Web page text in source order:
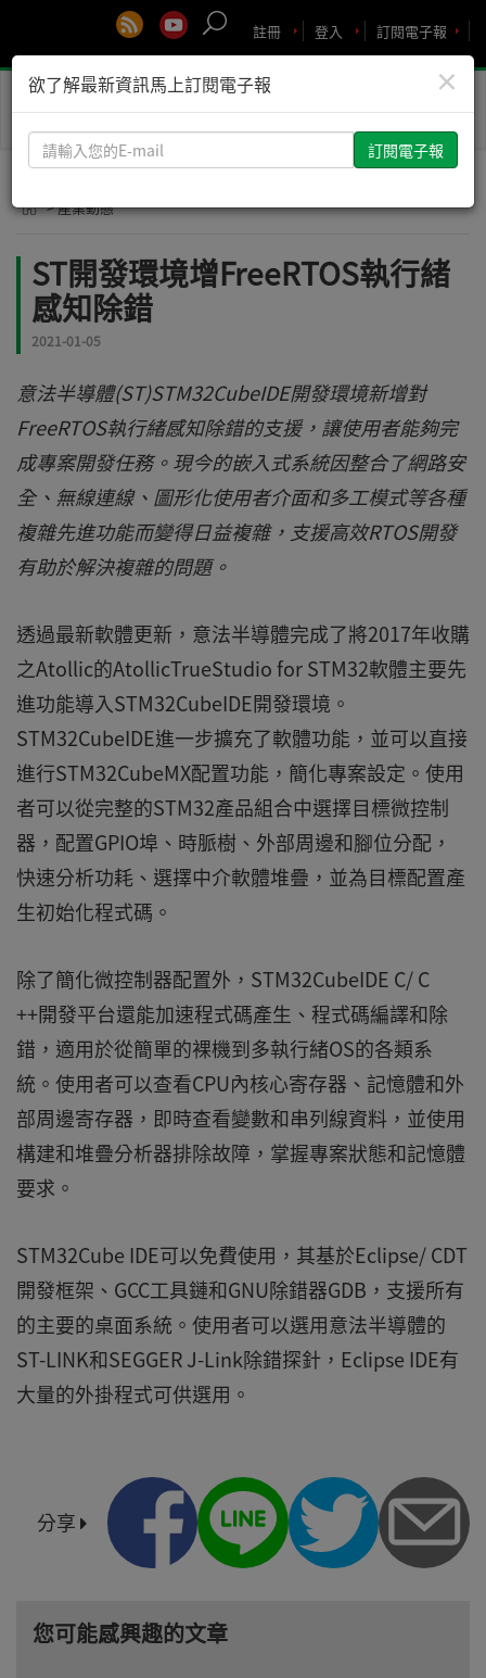
訂閱電子報
登入
註冊
Toggle
> 產業動態
ST開發環境增FreeRTOS執行緒
感知除錯
2021-01-05
意法半導體(ST)STM32CubeIDE開發環境新增對
FreeRTOS執行緒感知除錯的支援，讓使用者能夠完
成專案開發任務。現今的嵌入式系統因整合了網路安
全、無線連線、圖形化使用者介面和多工模式等各種
複雜先進功能而變得日益複雜，支援高效RTOS開發
有助於解決複雜的問題。
透過最新軟體更新，意法半導體完成了將2017年收購
之Atollic的AtollicTrueStudio for STM32軟體主要先
進功能導入STM32CubeIDE開發環境。
STM32CubeIDE進一步擴充了軟體功能，並可以直接
進行STM32CubeMX配置功能，簡化專案設定。使用
者可以從完整的STM32產品組合中選擇目標微控制
器，配置GPIO埠、時脈樹、外部周邊和腳位分配，
快速分析功耗、選擇中介軟體堆疊，並為目標配置產
生初始化程式碼。
除了簡化微控制器配置外，STM32CubeIDE C/ C
++開發平台還能加速程式碼產生、程式碼編譯和除
錯，適用於從簡單的裸機到多執行緒OS的各類系
統。使用者可以查看CPU內核心寄存器、記憶體和外
部周邊寄存器，即時查看變數和串列線資料，並使用
構建和堆疊分析器排除故障，掌握專案狀態和記憶體
要求。
STM32Cube IDE可以免費使用，其基於Eclipse/ CDT
開發框架、GCC工具鏈和GNU除錯器GDB，支援所有
的主要的桌面系統。使用者可以選用意法半導體的
ST-LINK和SEGGER J-Link除錯探針，Eclipse IDE有
大量的外掛程式可供選用。
分享
您可能感興趣的文章
×
欲了解最新資訊馬上訂閱電子報
請
輸
您
E-
mail